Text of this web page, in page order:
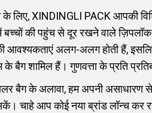
के लिए, XINDINGLI PACK आपकी
बच्चों की पहुंच से दूर रखने वाले
आवश्यकताएं अलग-अलग होती हैं,
बैग शामिल हैं। गुणवत्ता के प्रति
बैग के अलावा, हम अपनी असाधारण
चाहे आप कोई नया ब्रांड लॉन्च कर